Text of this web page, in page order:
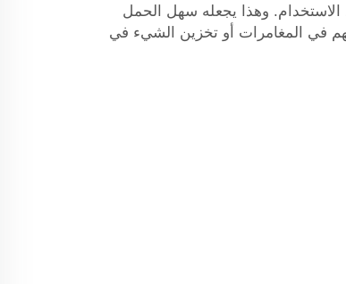
الاستخدام. وهذا يجعله سهل الحمل
في المغامرات أو تخزين الشيء في